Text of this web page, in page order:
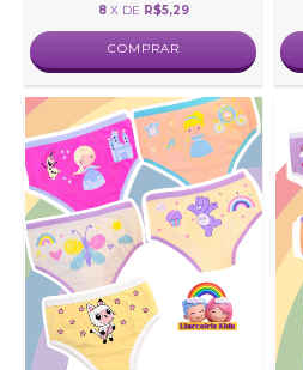
8 X DE R$5,29
COMPRAR